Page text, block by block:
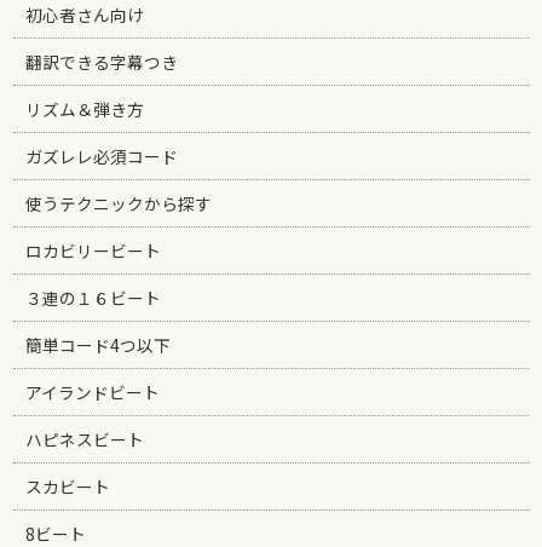
初心者さん向け
翻訳できる字幕つき
リズム＆弾き方
ガズレレ必須コード
使うテクニックから探す
ロカビリービート
３連の１６ビート
簡単コード4つ以下
アイランドビート
ハピネスビート
スカビート
8ビート